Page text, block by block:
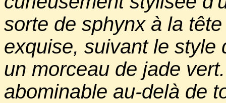
sorte de sphynx à la
exquise, suivant le style
un morceau de jade
abominable au-delà de